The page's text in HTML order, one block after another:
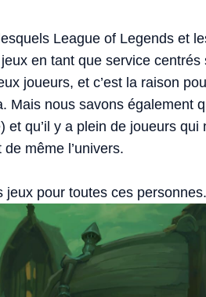
League of Legends et
en tant que service
joueurs, et c’est la raison
Mais nous savons également
et qu’il y a plein de joueurs
même l’univers.
pour toutes ces personnes.